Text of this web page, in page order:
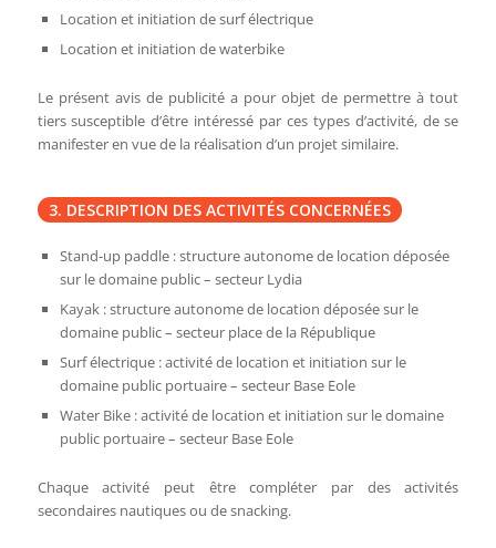
Location et initiation de surf électrique
Location et initiation de waterbike
Le présent avis de publicité a pour objet de permettre à tout
tiers susceptible d’être intéressé par ces types d’activité, de se
manifester en vue de la réalisation d’un projet similaire.
3. DESCRIPTION DES ACTIVITÉS CONCERNÉES
Stand-up paddle : structure autonome de location déposée
sur le domaine public – secteur Lydia
Kayak : structure autonome de location déposée sur le
domaine public – secteur place de la République
Surf électrique : activité de location et initiation sur le
domaine public portuaire – secteur Base Eole
Water Bike : activité de location et initiation sur le domaine
public portuaire – secteur Base Eole
Chaque activité peut être compléter par des activités
secondaires nautiques ou de snacking.